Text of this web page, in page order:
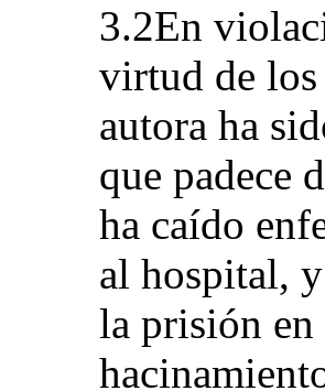
3.2En
virtud de
autora ha
que padece
ha caído
al hospital,
la prisión